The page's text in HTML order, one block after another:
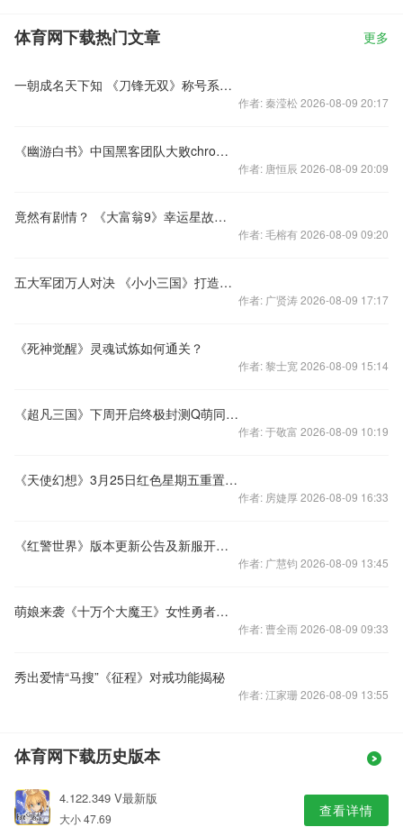
体育网下载热门文章 更多
一朝成名天下知 《刀锋无双》称号系统即将上线
作者: 秦滢松 2026-08-09 20:17
《幽游白书》中国黑客团队大败chrome，普天同庆发福利了
作者: 唐恒辰 2026-08-09 20:09
竟然有剧情？ 《大富翁9》幸运星故事首曝！
作者: 毛榕有 2026-08-09 09:20
五大军团万人对决 《小小三国》打造爽快战斗体验
作者: 广贤涛 2026-08-09 17:17
《死神觉醒》灵魂试炼如何通关？
作者: 黎士宽 2026-08-09 15:14
《超凡三国》下周开启终极封测Q萌同人漫人设正式曝光
作者: 于敬富 2026-08-09 10:19
《天使幻想》3月25日红色星期五重置首充活动！
作者: 房婕厚 2026-08-09 16:33
《红警世界》版本更新公告及新服开启公告
作者: 广慧钧 2026-08-09 13:45
萌娘来袭《十万个大魔王》女性勇者强势登场
作者: 曹全雨 2026-08-09 09:33
秀出爱情“马搜”《征程》对戒功能揭秘
作者: 江家珊 2026-08-09 13:55
体育网下载历史版本
4.122.349 V最新版
大小 47.69 查看详情